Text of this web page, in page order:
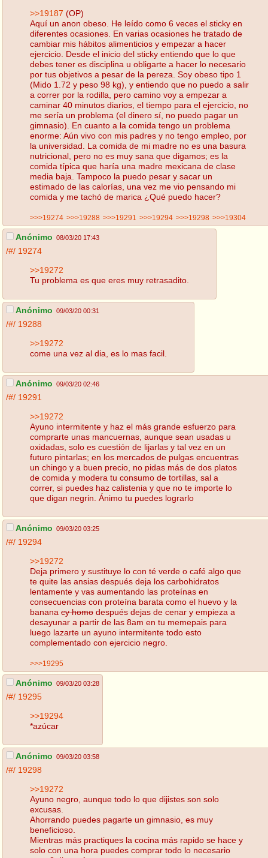
>>19187 (OP)
Aquí un anon obeso. He leído como 6 veces el sticky en
diferentes ocasiones. En varias ocasiones he tratado de
cambiar mis hábitos alimenticios y empezar a hacer
ejercicio. Desde el inicio del sticky entiendo que lo que
debes tener es disciplina u obligarte a hacer lo necesario
por tus objetivos a pesar de la pereza. Soy obeso tipo 1
(Mido 1.72 y peso 98 kg), y entiendo que no puedo a salir
a correr por la rodilla, pero camino voy a empezar a
caminar 40 minutos diarios, el tiempo para el ejercicio, no
me sería un problema (el dinero sí, no puedo pagar un
gimnasio). En cuanto a la comida tengo un problema
enorme: Aún vivo con mis padres y no tengo empleo, por
la universidad. La comida de mi madre no es una basura
nutricional, pero no es muy sana que digamos; es la
comida típica que haría una madre mexicana de clase
media baja. Tampoco la puedo pesar y sacar un
estimado de las calorías, una vez me vio pensando mi
comida y me tachó de marica ¿Qué puedo hacer?
>>>19274 >>>19288 >>>19291 >>>19294 >>>19298 >>>19304
Anónimo 08/03/20 17:43
/#/ 19274
>>19272
Tu problema es que eres muy retrasadito.
Anónimo 09/03/20 00:31
/#/ 19288
>>19272
come una vez al dia, es lo mas facil.
Anónimo 09/03/20 02:46
/#/ 19291
>>19272
Ayuno intermitente y haz el más grande esfuerzo para
comprarte unas mancuernas, aunque sean usadas u
oxidadas, solo es cuestión de lijarlas y tal vez en un
futuro pintarlas; en los mercados de pulgas encuentras
un chingo y a buen precio, no pidas más de dos platos
de comida y modera tu consumo de tortillas, sal a
correr, si puedes haz calistenia y que no te importe lo
que digan negrin. Ánimo tu puedes lograrlo
Anónimo 09/03/20 03:25
/#/ 19294
>>19272
Deja primero y sustituye lo con té verde o café algo que
te quite las ansias después deja los carbohidratos
lentamente y vas aumentando las proteínas en
consecuencias con proteína barata como el huevo y la
banana cy homo después dejas de cenar y empieza a
desayunar a partir de las 8am en tu memepais para
luego lazarte un ayuno intermitente todo esto
complementado con ejercicio negro.
>>>19295
Anónimo 09/03/20 03:28
/#/ 19295
>>19294
*azúcar
Anónimo 09/03/20 03:58
/#/ 19298
>>19272
Ayuno negro, aunque todo lo que dijistes son solo
excusas.
Ahorrando puedes pagarte un gimnasio, es muy
beneficioso.
Mientras más practiques la cocina más rapido se hace y
solo con una hora puedes comprar todo lo necesario